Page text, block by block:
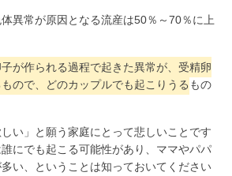
異常が原因となる流産は50％～70％に上
が作られる過程で起きた異常が、受精卵
ので、どのカップルでも起こりうる もの
い」と願う家庭にとって悲しいことです
にでも起こる可能性があり、ママやパパ
い、ということは知っておいてください